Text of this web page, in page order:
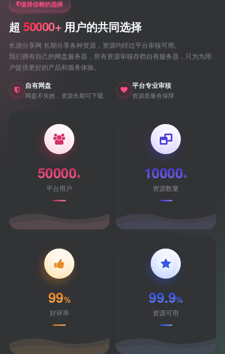
值得信赖的选择
超50000+ 用户的共同选择
长游分享网 长期分享各种资源，资源均经过平台审核可用。
我们拥有自己的网盘服务器，所有资源审核存档自有服务器，只为为用
户提供更好的产品和服务体验。
自有网盘
网盘不失效，资源长期可下载
平台专业审核
资源质量有保障
50000+
平台用户
10000+
资源数量
99%
好评率
99.9%
资源可用